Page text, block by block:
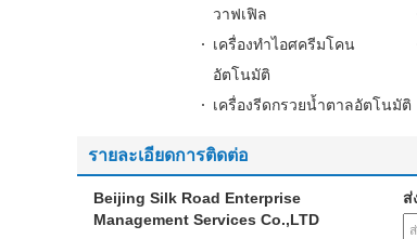
วาฟเฟิล
เครื่องทำไอศครีมโคน
อัตโนมัติ
เครื่องรีดกรวยน้ำตาลอัตโนมัติ
รายละเอียดการติดต่อ
Beijing Silk Road Enterprise
Management Services Co.,LTD
ส่